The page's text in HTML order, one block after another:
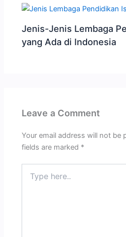
Jenis-Jenis Lembaga
yang Ada di Indonesia
Leave a Comment
Your email address will not be
fields are marked *
here..